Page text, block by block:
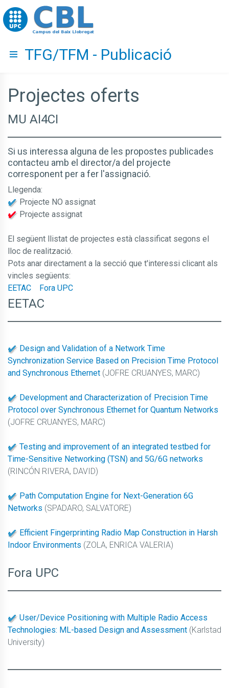
Go to upc.edu
Hide menu
TFG/TFM - Publicació
Projectes oferts
MU AI4CI
Si us interessa alguna de les propostes publicades
contacteu amb el director/a del projecte
corresponent per a fer l'assignació.
Llegenda:
Projecte NO assignat
Projecte assignat
El següent llistat de projectes està classificat segons el
lloc de realització.
Pots anar directament a la secció que t'interessi clicant als
vincles següents:
EETAC
Fora UPC
EETAC
Design and Validation of a Network Time
Synchronization Service Based on Precision Time Protocol
and Synchronous Ethernet (JOFRE CRUANYES, MARC)
Development and Characterization of Precision Time
Protocol over Synchronous Ethernet for Quantum Networks
(JOFRE CRUANYES, MARC)
Testing and improvement of an integrated testbed for
Time-Sensitive Networking (TSN) and 5G/6G networks
(RINCÓN RIVERA, DAVID)
Path Computation Engine for Next-Generation 6G
Networks (SPADARO, SALVATORE)
Efficient Fingerprinting Radio Map Construction in Harsh
Indoor Environments (ZOLA, ENRICA VALERIA)
Fora UPC
User/Device Positioning with Multiple Radio Access
Technologies: ML-based Design and Assessment (Karlstad
University)